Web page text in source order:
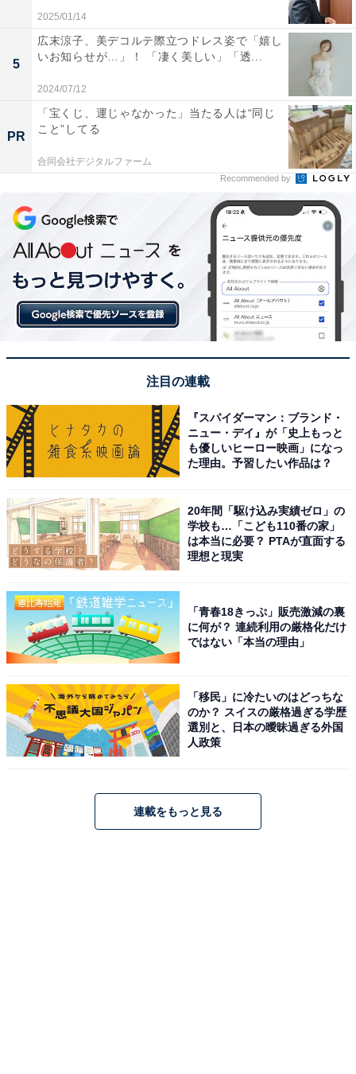
2025/01/14
5
広末涼子、美デコルテ際立つドレス姿で「嬉し
いお知らせが…」！ 「凄く美しい」「透...
2024/07/12
PR
「宝くじ、運じゃなかった」当たる人は“同じ
こと”してる
合同会社デジタルファーム
Recommended by
注目の連載
『スパイダーマン：ブランド・
ニュー・デイ』が「史上もっと
も優しいヒーロー映画」になっ
た理由。予習したい作品は？
20年間「駆け込み実績ゼロ」の
学校も…「こども110番の家」
は本当に必要？ PTAが直面する
理想と現実
「青春18きっぷ」販売激減の裏
に何が？ 連続利用の厳格化だけ
ではない「本当の理由」
「移民」に冷たいのはどっちな
のか？ スイスの厳格過ぎる学歴
選別と、日本の曖昧過ぎる外国
人政策
連載をもっと見る